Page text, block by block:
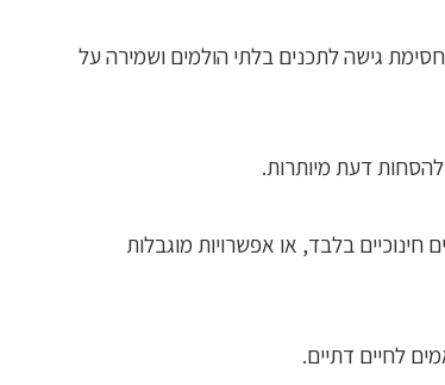
גישה לתכנים בלתי הולמים ושמירה על
להסחות דעת מיותרות.
בלבד, או אפשרויות מוגבלות
לחיים דתיים.